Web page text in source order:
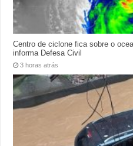
Centro de ciclone fica sobre o
informa Defesa Civil
3 horas atrás